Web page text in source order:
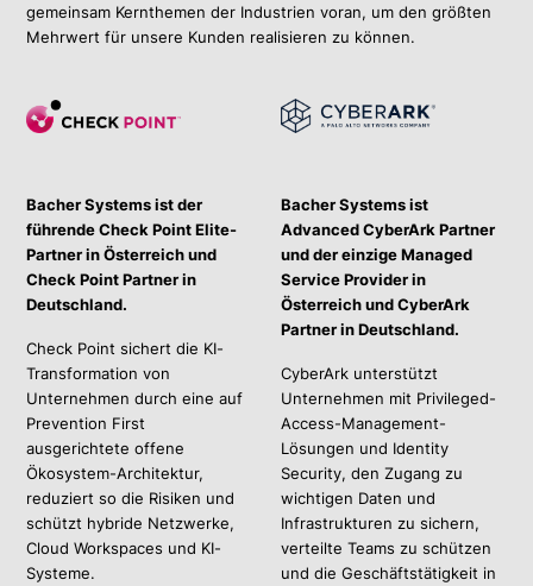
gemeinsam Kernthemen der Industrien voran, um den größten
Mehrwert für unsere Kunden realisieren zu können.
Bacher Systems ist der
führendeCheck PointElite-
Partner in Österreich und
Check Point Partner in
Deutschland.
Check Point sichert die KI-
Transformation von
Unternehmen durch eine auf
Prevention First
ausgerichtete offene
Ökosystem-Architektur,
reduziert so die Risiken und
schützt hybride Netzwerke,
Cloud Workspaces und KI-
Systeme.
Bacher Systems ist
Advanced CyberArk Partner
und der einzige Managed
Service Provider in
Österreich und CyberArk
Partner in Deutschland.
CyberArk unterstützt
Unternehmen mit Privileged-
Access-Management-
Lösungen und Identity
Security, den Zugang zu
wichtigen Daten und
Infrastrukturen zu sichern,
verteilte Teams zu schützen
und die Geschäftstätigkeit in